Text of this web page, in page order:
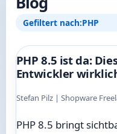
Gefiltert nach:PHP
PHP 8.5 ist da:
Entwickler
Stefan Pilz | Shopware
PHP 8.5 bringt